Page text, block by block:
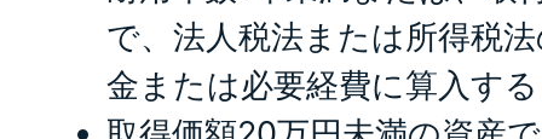
で、法人税法または所得税
金または必要経費に算入す